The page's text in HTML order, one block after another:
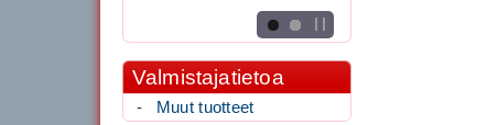
Valmistajatietoa
- Muut tuotteet